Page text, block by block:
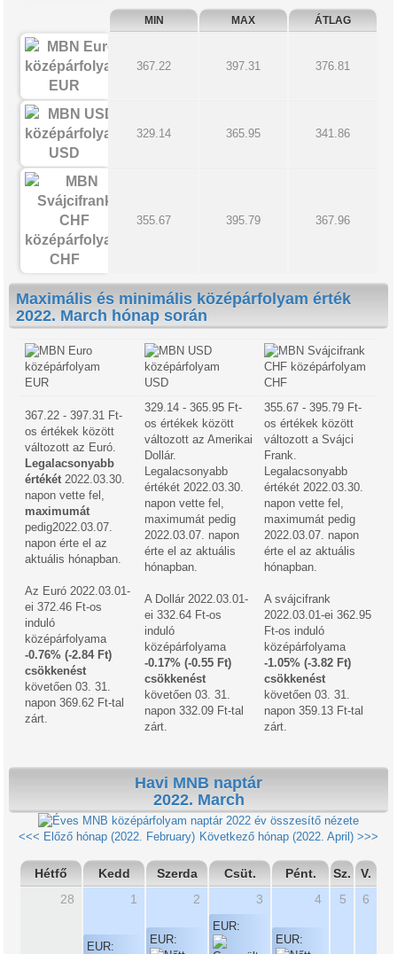
MIN MAX ÁTLAG
EUR
367.22 397.31 376.81
USD
329.14 365.95 341.86
CHF
355.67 395.79 367.96
Maximális és minimális középárfolyam érték
2022. March hónap során
EUR USD CHF
367.22 - 397.31 Ft-
os értékek között
változott az Euró.
Legalacsonyabb
értékét 2022.03.30.
napon vette fel,
maximumát
pedig2022.03.07.
napon érte el az
aktuális hónapban.
Az Euró 2022.03.01-
ei 372.46 Ft-os
induló
középárfolyama
-0.76% (-2.84 Ft)
csökkenést
követően 03. 31.
napon 369.62 Ft-tal
zárt.
329.14 - 365.95 Ft-
os értékek között
változott az Amerikai
Dollár.
Legalacsonyabb
értékét 2022.03.30.
napon vette fel,
maximumát pedig
2022.03.07. napon
érte el az aktuális
hónapban.
A Dollár 2022.03.01-
ei 332.64 Ft-os
induló
középárfolyama
-0.17% (-0.55 Ft)
csökkenést
követően 03. 31.
napon 332.09 Ft-tal
zárt.
355.67 - 395.79 Ft-
os értékek között
változott a Svájci
Frank.
Legalacsonyabb
értékét 2022.03.30.
napon vette fel,
maximumát pedig
2022.03.07. napon
érte el az aktuális
hónapban.
A svájcifrank
2022.03.01-ei 362.95
Ft-os induló
középárfolyama
-1.05% (-3.82 Ft)
csökkenést
követően 03. 31.
napon 359.13 Ft-tal
zárt.
Havi MNB naptár
2022. March
2022 év összesítő nézete
<<< Előző hónap (2022. February) Következő hónap (2022. April) >>>
Hétfő Kedd Szerda Csüt. Pént. Sz.
V.
28
1
EUR:
2
EUR:
3
EUR:
4
EUR:
5 6